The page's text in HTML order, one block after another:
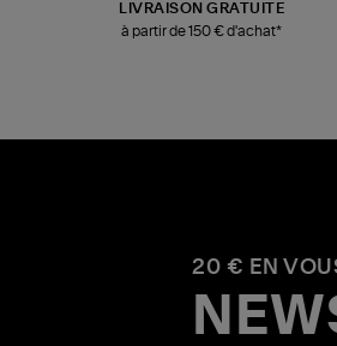
LIVRAISON GRATUITE
à partir de 150 € d'achat*
20 € EN